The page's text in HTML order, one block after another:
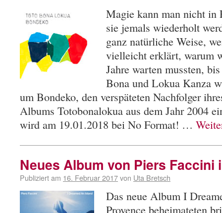
Magie kann man nicht in
sie jemals wiederholt
ganz natürliche Weise,
vielleicht erklärt, warum
Jahre warten mussten,
Bona und Lokua Kanza
um Bondeko, den verspäteten Nachfolger
Albums Totobonalokua aus dem Jahr 2004
wird am 19.01.2018 bei No Format! …
Neues Album von Piers Faccini
Publiziert am 16. Februar 2017von Uta Bretsch
Das neue Album I
Provence beheimateten